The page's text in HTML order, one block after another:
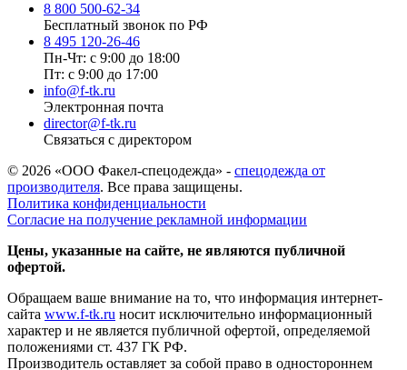
8 800 500-62-34
Бесплатный звонок по РФ
8 495 120-26-46
Пн-Чт: с 9:00 до 18:00
Пт: с 9:00 до 17:00
info@f-tk.ru
Электронная почта
director@f-tk.ru
Связаться с директором
© 2026 «ООО Факел-спецодежда» - спецодежда от
производителя. Все права защищены.
Политика конфиденциальности
Согласие на получение рекламной информации
Цены, указанные на сайте, не являются публичной
офертой.
Обращаем ваше внимание на то, что информация интернет-
сайта www.f-tk.ru носит исключительно информационный
характер и не является публичной офертой, определяемой
положениями ст. 437 ГК РФ.
Производитель оставляет за собой право в одностороннем